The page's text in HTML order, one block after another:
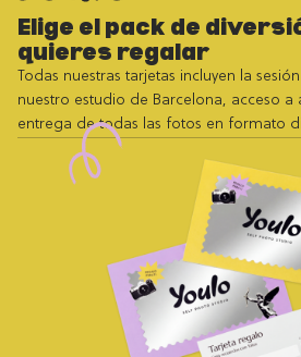
Elige el pack de
quieres regalar
Todas nuestras tarjetas incluyen la
nuestro estudio de Barcelona, acceso a
entrega de todas las fotos en formato